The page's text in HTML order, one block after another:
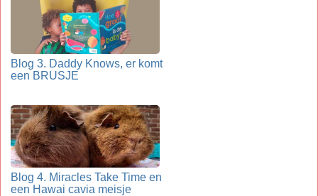
Blog 3. Daddy Knows, er komt
een BRUSJE
Blog 4. Miracles Take Time en
een Hawai cavia meisje